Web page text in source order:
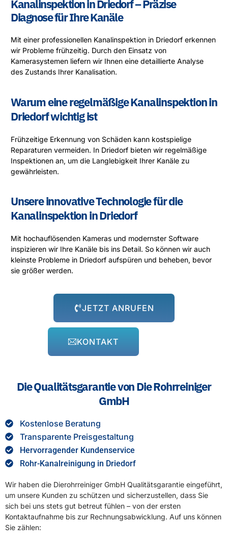
Kanalinspektion in Driedorf – Präzise
Diagnose für Ihre Kanäle
Mit einer professionellen Kanalinspektion in Driedorf erkennen
wir Probleme frühzeitig. Durch den Einsatz von
Kamerasystemen liefern wir Ihnen eine detaillierte Analyse
des Zustands Ihrer Kanalisation.
Warum eine regelmäßige Kanalinspektion in
Driedorf wichtig ist
Frühzeitige Erkennung von Schäden kann kostspielige
Reparaturen vermeiden. In Driedorf bieten wir regelmäßige
Inspektionen an, um die Langlebigkeit Ihrer Kanäle zu
gewährleisten.
Unsere innovative Technologie für die
Kanalinspektion in Driedorf
Mit hochauflösenden Kameras und modernster Software
inspizieren wir Ihre Kanäle bis ins Detail. So können wir auch
kleinste Probleme in Driedorf aufspüren und beheben, bevor
sie größer werden.
JETZT ANRUFEN
KONTAKT
Die Qualitätsgarantie von Die Rohrreiniger
GmbH
Kostenlose Beratung
Transparente Preisgestaltung
Hervorragender Kundenservice
Rohr-Kanalreinigung in Driedorf
Wir haben die Dierohrreiniger GmbH Qualitätsgarantie eingeführt,
um unsere Kunden zu schützen und sicherzustellen, dass Sie
sich bei uns stets gut betreut fühlen – von der ersten
Kontaktaufnahme bis zur Rechnungsabwicklung. Auf uns können
Sie zählen: